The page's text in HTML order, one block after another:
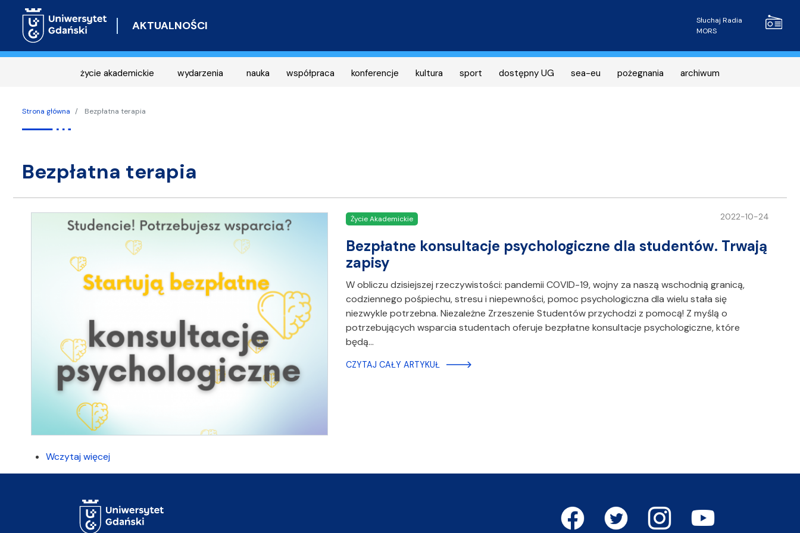
AKTUALNOŚCI Radio
Słuchaj Radia
MORS
życie akademickie wydarzenia nauka współpraca konferencje kultura sport dostępny UG sea-eu pożegnania archiwum
Strona główna Bezpłatna terapia
bezpłatna terapia
Życie Akademickie 2022-10-24
Bezpłatne konsultacje psychologiczne dla studentów. Trwają
zapisy
W obliczu dzisiejszej rzeczywistości: pandemii COVID-19, wojny za naszą wschodnią granicą,
codziennego pośpiechu, stresu i niepewności, pomoc psychologiczna dla wielu stała się
niezwykle potrzebna. Niezależne Zrzeszenie Studentów przychodzi z pomocą! Z myślą o
potrzebujących wsparcia studentach oferuje bezpłatne konsultacje psychologiczne, które
będą…
CZYTAJ CAŁY ARTYKUŁ
Wczytaj więcej